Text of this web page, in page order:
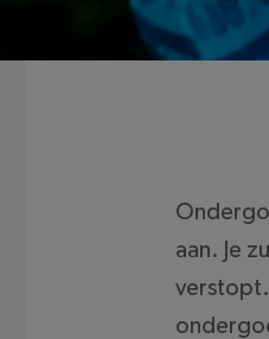
LEESTIJD: 4 MINUTEN
aan. Je
verstopt.